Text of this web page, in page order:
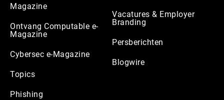
Magazine
Ontvang Computable e-
Magazine
Cybersec e-Magazine
Topics
Phishing
Vacatures & Employer
Branding
Persberichten
Blogwire